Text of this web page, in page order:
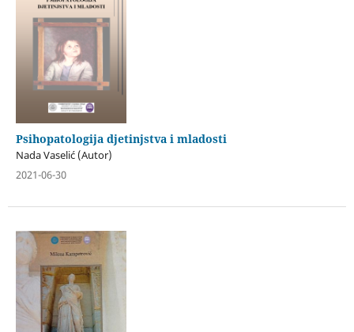
Psihopatologija djetinjstva i mladosti
Nada Vaselić (Autor)
2021-06-30